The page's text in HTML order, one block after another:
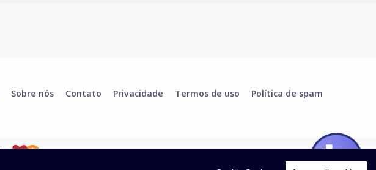
Sobre nós Contato Privacidade Termos de uso Política de spam